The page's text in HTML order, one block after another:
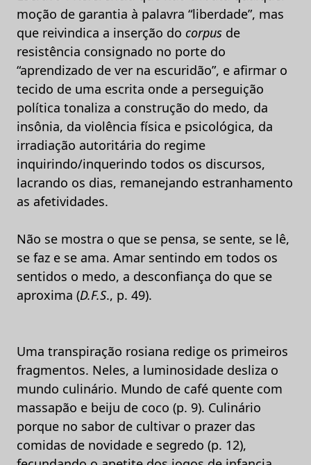
moção de garantia à palavra “liberdade”, mas
que reivindica a inserção do corpus de
resistência consignado no porte do
“aprendizado de ver na escuridão”, e afirmar o
tecido de uma escrita onde a perseguição
política tonaliza a construção do medo, da
insônia, da violência física e psicológica, da
irradiação autoritária do regime
inquirindo/inquerindo todos os discursos,
lacrando os dias, remanejando estranhamento
as afetividades.
Não se mostra o que se pensa, se sente, se lê,
se faz e se ama. Amar sentindo em todos os
sentidos o medo, a desconfiança do que se
aproxima (D.F.S., p. 49).
Uma transpiração rosiana redige os primeiros
fragmentos. Neles, a luminosidade desliza o
mundo culinário. Mundo de café quente com
massapão e beiju de coco (p. 9). Culinário
porque no sabor de cultivar o prazer das
comidas de novidade e segredo (p. 12),